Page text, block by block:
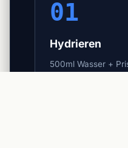
01
Hydrieren
500ml Wasser +